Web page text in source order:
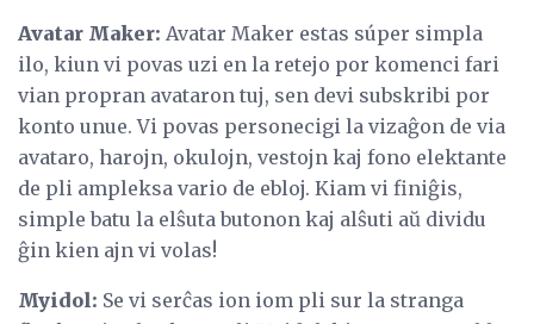
Avatar Maker: Avatar Maker estas súper simpla
ilo, kiun vi povas uzi en la retejo por komenci fari
vian propran avataron tuj, sen devi subskribi por
konto unue. Vi povas personecigi la vizaĝon de via
avataro, harojn, okulojn, vestojn kaj fono elektante
de pli ampleksa vario de ebloj. Kiam vi finiĝis,
simple batu la elŝuta butonon kaj alŝuti aŭ dividu
ĝin kien ajn vi volas!
Myidol: Se vi serĉas ion iom pli sur la stranga